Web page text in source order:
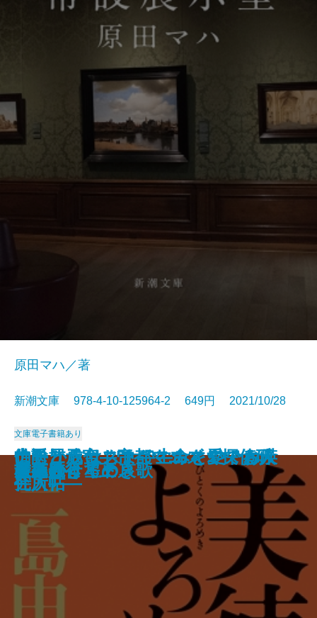
生き抜くためのドストエフスキー
入門―「五大長編」集中講義―
うちのレシピ
蟻の棲み家
臆病な詩人、街へ出る。
一汁一菜でよいという提案
日本の聖域 ザ・コロナ
方丈の孤月―鴨長明伝―
もうひとつの「流転の海」
ゴリラの森、言葉の海
常設展示室―Permanent Collectio
n―
原田マハ／著
新潮文庫 978-4-10-125964-2 649円 2021/10/28
文庫電子書籍あり
美徳のよろめき
音楽
伯爵と成金―帝都マユズミ探偵研
究所―
はるか
星夜航行〔上〕
星夜航行〔下〕
名もなき星の哀歌
玄鳥さりて
はしからはしまで―みとや・お瑛
仕入帖―
ナチュラリスト―生命を愛でる人
―